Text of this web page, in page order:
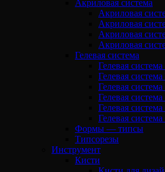
Акриловая система
Акриловая
Акриловая
Акриловая
Акриловая
Гелевая система
Гелевая
Гелевая
Гелевая
Гелевая
Гелевая
Гелевая
Формы — типсы
Типсорезы
Инструмент
Кисти